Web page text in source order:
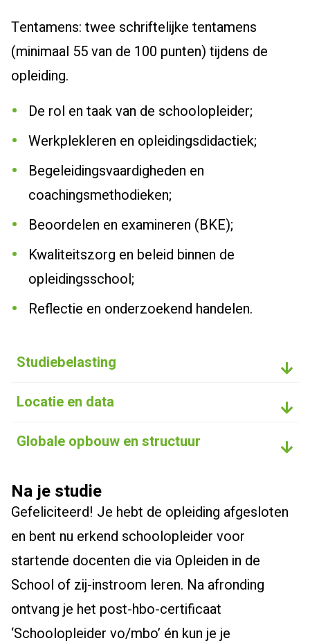
Tentamens: twee schriftelijke tentamens
(minimaal 55 van de 100 punten) tijdens de
opleiding.
De rol en taak van de schoolopleider;
Werkplekleren en opleidingsdidactiek;
Begeleidingsvaardigheden en
coachingsmethodieken;
Beoordelen en examineren (BKE);
Kwaliteitszorg en beleid binnen de
opleidingsschool;
Reflectie en onderzoekend handelen.
Studiebelasting
Locatie en data
Globale opbouw en structuur
Na je studie
Gefeliciteerd! Je hebt de opleiding afgesloten
en bent nu erkend schoolopleider voor
startende docenten die via Opleiden in de
School of zij-instroom leren. Na afronding
ontvang je het post-hbo-certificaat
‘Schoolopleider vo/mbo’ én kun je je